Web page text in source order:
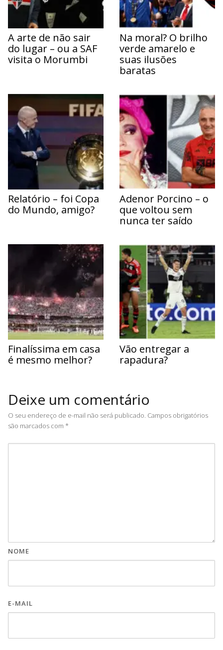
A arte de não sair
do lugar – ou a SAF
visita o Morumbi
Na moral? O brilho
verde amarelo e
suas ilusões
baratas
Relatório – foi Copa
do Mundo, amigo?
Adenor Porcino – o
que voltou sem
nunca ter saído
Finalíssima em casa
é mesmo melhor?
Vão entregar a
rapadura?
Deixe um comentário
O seu endereço de e-mail não será publicado. Campos obrigatórios
são marcados com *
NOME
E-MAIL